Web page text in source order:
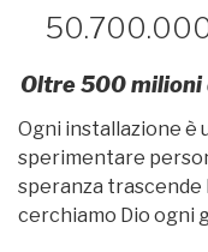
Oltre 500 milioni
Ogni installazione è
sperimentare
speranza trascende
cerchiamo Dio ogni